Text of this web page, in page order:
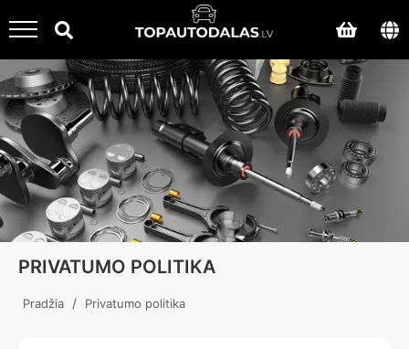
PRIVATUMO POLITIKA
Pradžia / Privatumo politika